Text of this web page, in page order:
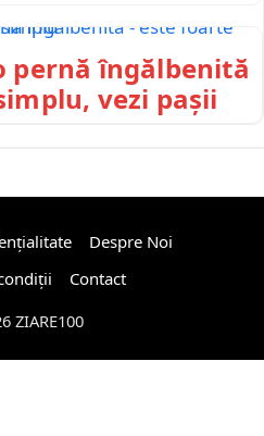
pernă îngălbenită
vezi pașii
Despre Noi
Contact
ZIARE100